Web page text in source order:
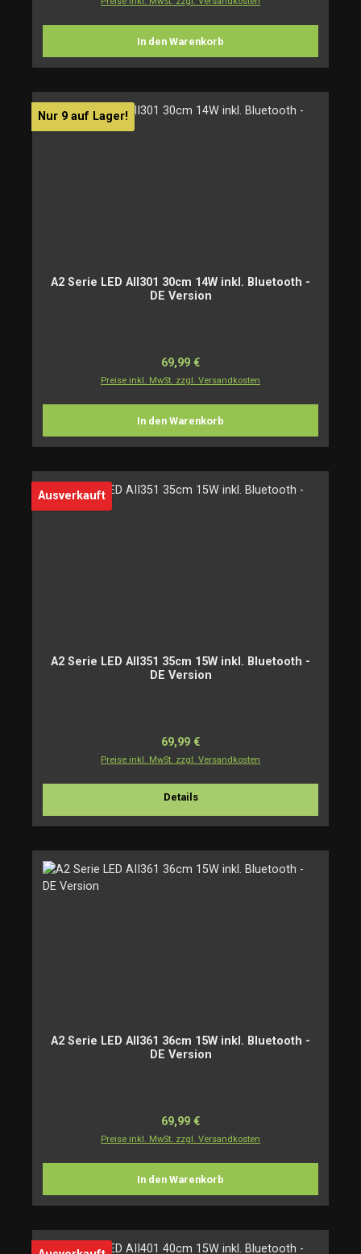
In den Warenkorb
Nur 9 auf Lager!
A2 Serie LED AII301 30cm 14W inkl. Bluetooth -
DE Version
Regulärer Preis:
69,99 €
Preise inkl. MwSt. zzgl. Versandkosten
In den Warenkorb
Ausverkauft
A2 Serie LED AII351 35cm 15W inkl. Bluetooth -
DE Version
Regulärer Preis:
69,99 €
Preise inkl. MwSt. zzgl. Versandkosten
Details
A2 Serie LED AII361 36cm 15W inkl. Bluetooth -
DE Version
Regulärer Preis:
69,99 €
Preise inkl. MwSt. zzgl. Versandkosten
In den Warenkorb